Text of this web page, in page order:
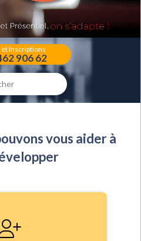
Inscriptions
906 62
vous aider à